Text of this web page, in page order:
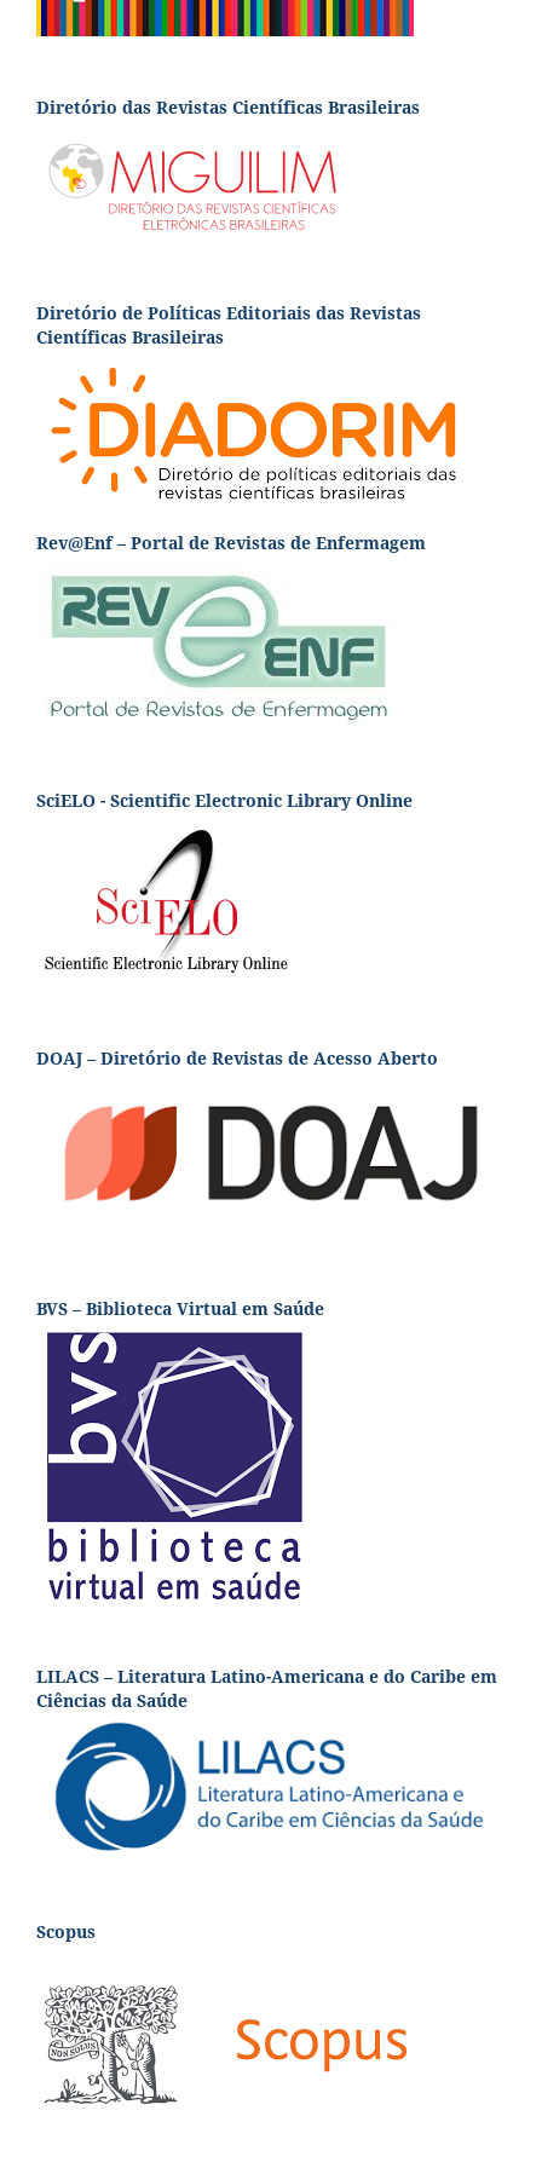
Diretório das Revistas Científicas Brasileiras
Diretório de Políticas Editoriais das Revistas
Científicas Brasileiras
Rev@Enf – Portal de Revistas de Enfermagem
SciELO - Scientific Electronic Library Online
DOAJ – Diretório de Revistas de Acesso Aberto
BVS – Biblioteca Virtual em Saúde
LILACS – Literatura Latino-Americana e do Caribe em
Ciências da Saúde
Scopus